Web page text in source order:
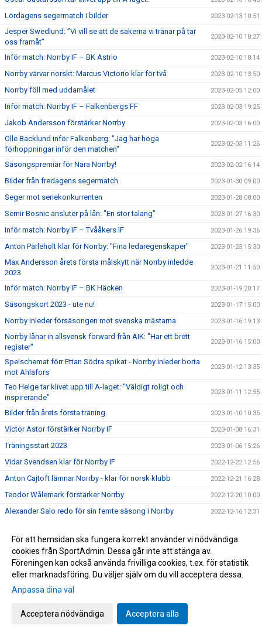
Lördagens segermatch i bilder 2023-02-13 10:51
Jesper Swedlund: ”Vi vill se att de sakerna vi tränar på tar
oss framåt”
2023-02-10 18:27
Inför match: Norrby IF – BK Astrio 2023-02-10 18:14
Norrby värvar norskt: Marcus Victorio klar för två 2023-02-10 13:50
Norrby föll med uddamålet 2023-02-05 12:00
Inför match: Norrby IF – Falkenbergs FF 2023-02-03 19:25
Jakob Andersson förstärker Norrby 2023-02-03 16:00
Olle Backlund inför Falkenberg: "Jag har höga
förhoppningar inför den matchen"
2023-02-03 11:26
Säsongspremiär för Nära Norrby! 2023-02-02 16:14
Bilder från fredagens segermatch 2023-01-30 09:00
Seger mot seriekonkurrenten 2023-01-28 08:00
Semir Bosnic ansluter på lån: "En stor talang" 2023-01-27 16:30
Inför match: Norrby IF – Tvååkers IF 2023-01-26 19:36
Anton Pärleholt klar för Norrby: "Fina ledaregenskaper" 2023-01-23 15:30
Max Andersson årets första målskytt när Norrby inledde
2023
2023-01-21 11:50
Inför match: Norrby IF – BK Häcken 2023-01-19 20:17
Säsongskort 2023 - ute nu! 2023-01-17 15:00
Norrby inleder försäsongen mot svenska mästarna 2023-01-16 19:13
Norrby lånar in allsvensk forward från AIK: "Har ett brett
register"
2023-01-16 15:00
Spelschemat förr Ettan Södra spikat - Norrby inleder borta
mot Ahlafors
2023-01-12 13:35
Teo Helge tar klivet upp till A-laget: "Väldigt roligt och
inspirerande"
2023-01-11 12:55
Bilder från årets första träning 2023-01-10 10:35
Victor Astor förstärker Norrby IF 2023-01-08 16:31
Träningsstart 2023 2023-01-06 15:26
Vidar Svendsen klar för Norrby IF 2022-12-22 12:56
Anton Cajtoft lämnar Norrby - klar för norsk klubb 2022-12-21 16:28
Teodor Wålemark förstärker Norrby 2022-12-20 10:00
Alexander Salo redo för sin femte säsong i Norrby 2022-12-16 12:31
Anton Wede förlänger: ”Väldigt motiverad inför 2023" 2022-12-09 16:33
Julius Johansson klar för Norrby: "En spelare som älskar
att utmana"
2022-12-08 13:00
Max Olsson förlänger: ”Riktigt taggad på 2023”
Speldatum för Svenska Cupen 2023
För att hemsidan ska fungera korrekt använder vi nödvändiga
cookies från SportAdmin. Dessa går inte att stänga av.
Föreningen kan också använda frivilliga cookies, t.ex. för statistik
eller marknadsföring. Du väljer själv om du vill acceptera dessa.
Anpassa dina val
Acceptera nödvändiga Acceptera alla